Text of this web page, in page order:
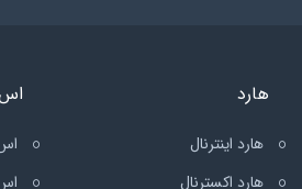
هارد
هارد اینترنال
هارد اکسترنال